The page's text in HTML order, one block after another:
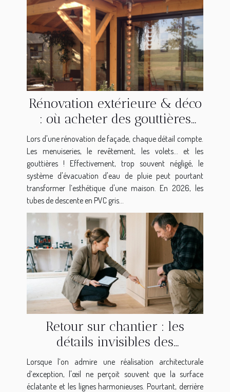
Rénovation extérieure & déco
: où acheter des gouttières
modernes ?
Lors d'une rénovation de façade, chaque détail compte.
Les menuiseries, le revêtement, les volets… et les
gouttières ! Effectivement, trop souvent négligé, le
système d'évacuation d'eau de pluie peut pourtant
transformer l’esthétique d'une maison. En 2026, les
tubes de descente en PVC gris...
Retour sur chantier : les
détails invisibles des
réalisations d’exception
Lorsque l’on admire une réalisation architecturale
d’exception, l'œil ne perçoit souvent que la surface
éclatante et les lignes harmonieuses. Pourtant, derrière